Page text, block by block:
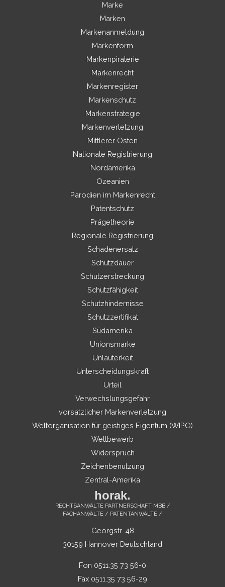
Marke
Marken
Markenanmeldung
Markenform
Markenpiraterie
Markenrecht
Markenregister
Markenschutz
Markenstrategie
Markenverletzung
Mittlerer Osten
Nationale Registrierung
Nordamerika
Ozeanien
Parodien im Markenrecht
Patentschutz
Prägetheorie
Regionale Registrierung
Schadenersatz
Schutzdauer
Schutzerstreckung
Schutzfähigkeit
Schutzhindernisse
Schutzzertifikat
Südamerika
Unionsmarke
Unlauterkeit
Unterscheidungskraft
Urteil
Verwechslungsgefahr
vorsätzlicher Markenverletzung
Weltorganisation für geistiges Eigentum (WIPO)
Wettbewerb
Widerspruch
Zeichenbenutzung
Zentral-Amerika
horak.
RECHTSANWÄLTE PARTNERSCHAFT MBB /
FACHANWÄLTE / PATENTANWÄLTE /
Georgstr. 48
30159 Hannover Deutschland
Fon 0511.35 73 56-0
Fax 0511.35 73 56-29